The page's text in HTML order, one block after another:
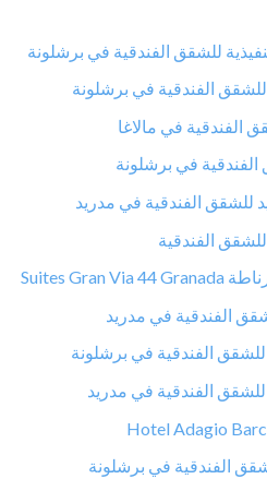
للشقق الفندقية في برشلونة
الفندقية في برشلونة
الفندقية في مالاغا
الفندقية في برشلونة
للشقق الفندقية في مدريد
الفندقية
الفندقية في مدريد
الفندقية في برشلونة
الفندقية في مدريد